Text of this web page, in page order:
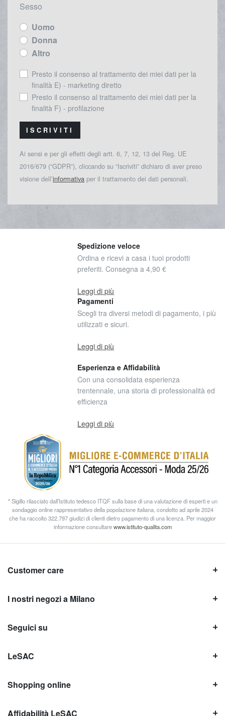
Sesso
Uomo
Donna
Altro
Presto il consenso al trattamento dei miei dati per la
finalità E) - marketing diretto
Presto il consenso al trattamento dei miei dati per la
finalità F) - profilazione
ISCRIVITI
Ai sensi e per gli effetti degli artt. 6, 7, 12, 13 del Reg. UE
2016/679 (“GDPR”), cliccando su “Iscriviti” dichiaro di aver preso
visione dell’informativa per il trattamento dei dati personali.
Spedizione veloce
Ordina e ricevi a casa i tuoi prodotti
preferiti. Consegna a 4,90 €
Leggi di più
Pagamenti
Scegli tra diversi metodi di pagamento, i più
utilizzati e sicuri.
Leggi di più
Esperienza e Affidabilità
Con una consolidata esperienza
trentennale, una storia di professionalità ed
efficienza
Leggi di più
* Sigillo rilasciato dall’Istituto tedesco ITQF sulla base di una valutazione di esperti e un
sondaggio online rappresentativo della popolazione italiana, condotto ad aprile 2024
che ha raccolto 322.797 giudizi di clienti dietro pagamento di una licenza. Per maggior
informazione consultarewww.istituto-qualita.com
Customer care
I nostri negozi a Milano
Seguici su
LeSAC
Shopping online
Affidabilità LeSAC